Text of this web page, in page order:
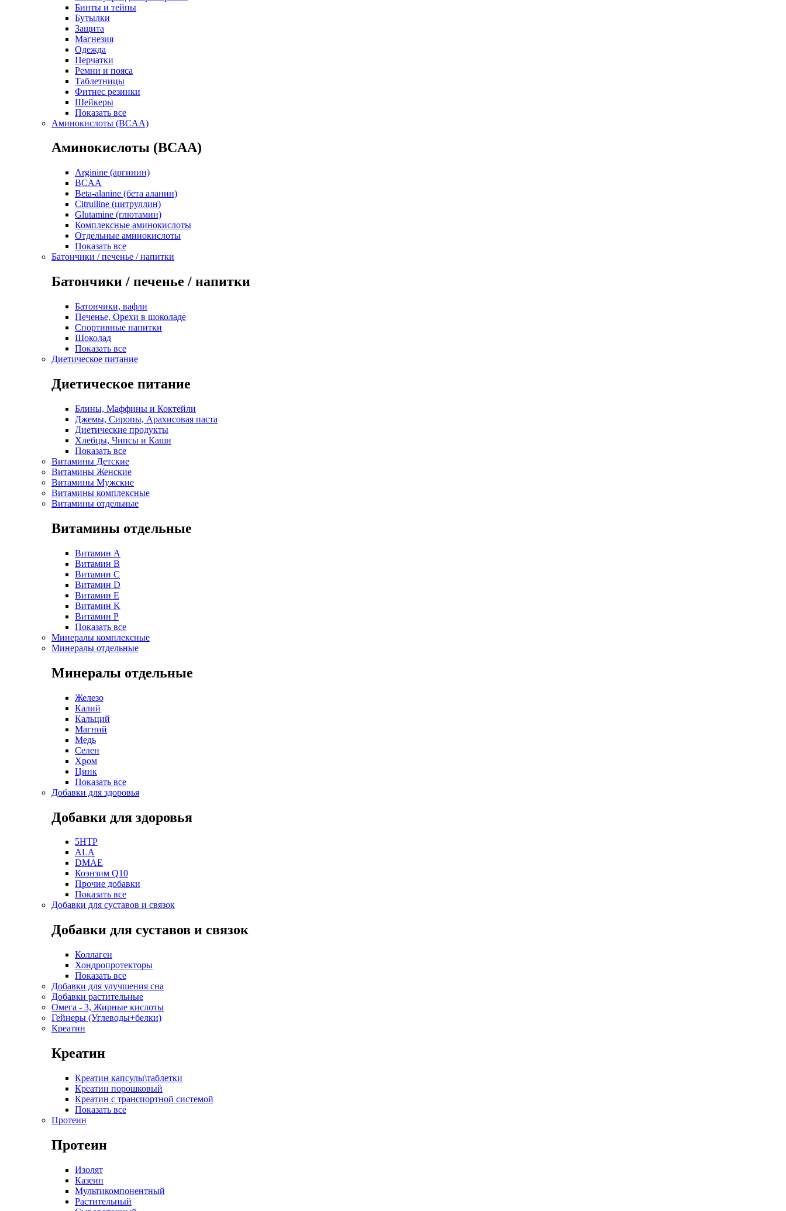
Бинты и тейпы
Бутылки
Защита
Магнезия
Одежда
Перчатки
Ремни и пояса
Таблетницы
Фитнес резинки
Шейкеры
Показать все
Аминокислоты (BCAA)
Аминокислоты (BCAA)
Arginine (аргинин)
BCAA
Beta-alanine (бета аланин)
Citrulline (цитруллин)
Glutamine (глютамин)
Комплексные аминокислоты
Отдельные аминокислоты
Показать все
Батончики / печенье / напитки
Батончики / печенье / напитки
Батончики, вафли
Печенье, Орехи в шоколаде
Спортивные напитки
Шоколад
Показать все
Диетическое питание
Диетическое питание
Блины, Маффины и Коктейли
Джемы, Сиропы, Арахисовая паста
Диетические продукты
Хлебцы, Чипсы и Каши
Показать все
Витамины Детские
Витамины Женские
Витамины Мужские
Витамины комплексные
Витамины отдельные
Витамины отдельные
Витамин A
Витамин B
Витамин C
Витамин D
Витамин E
Витамин K
Витамин P
Показать все
Минералы комплексные
Минералы отдельные
Минералы отдельные
Железо
Калий
Кальций
Магний
Медь
Селен
Хром
Цинк
Показать все
Добавки для здоровья
Добавки для здоровья
5HTP
ALA
DMAE
Коэнзим Q10
Прочие добавки
Показать все
Добавки для суставов и связок
Добавки для суставов и связок
Коллаген
Хондропротекторы
Показать все
Добавки для улучшения сна
Добавки растительные
Омега - 3, Жирные кислоты
Гейнеры (Углеводы+белки)
Креатин
Креатин
Креатин капсулы\таблетки
Креатин порошковый
Креатин с транспортной системой
Показать все
Протеин
Протеин
Изолят
Казеин
Мультикомпонентный
Растительный